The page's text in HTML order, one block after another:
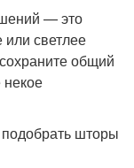
— это
или светлее
общий
некое
шторы